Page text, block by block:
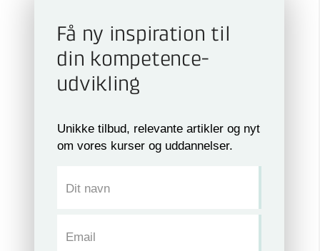
Få ny inspiration til
din kompetence­
udvikling
Unikke tilbud, relevante artikler og nyt
om vores kurser og uddannelser.
Dit navn
Email